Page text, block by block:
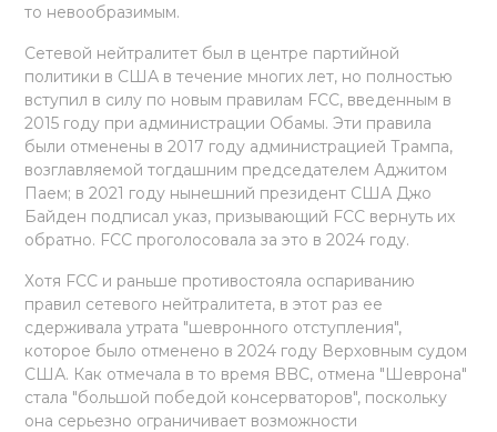
то невообразимым.
Сетевой нейтралитет был в центре партийной
политики в США в течение многих лет, но полностью
вступил в силу по новым правилам FCC, введенным в
2015 году при администрации Обамы. Эти правила
были отменены в 2017 году администрацией Трампа,
возглавляемой тогдашним председателем Аджитом
Паем; в 2021 году нынешний президент США Джо
Байден подписал указ, призывающий FCC вернуть их
обратно. FCC проголосовала за это в 2024 году.
Хотя FCC и раньше противостояла оспариванию
правил сетевого нейтралитета, в этот раз ее
сдерживала утрата "шевронного отступления",
которое было отменено в 2024 году Верховным судом
США. Как отмечала в то время BBC, отмена "Шеврона"
стала "большой победой консерваторов", поскольку
она серьезно ограничивает возможности